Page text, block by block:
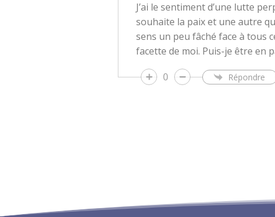
J’ai le sentiment d’une lutte
souhaite la paix et une autre
sens un peu fâché face à tous
facette de moi. Puis-je être en
0
Répondre